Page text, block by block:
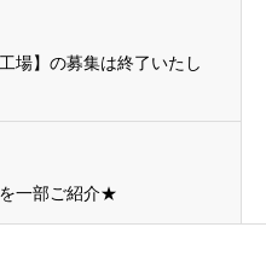
場】の募集は終了いたし
一部ご紹介★